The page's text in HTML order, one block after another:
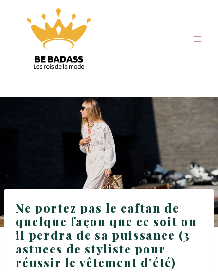
content
Ne portez pas le caftan de
quelque façon que ce soit ou
il perdra de sa puissance (3
astuces de styliste pour
réussir le vêtement d’été)